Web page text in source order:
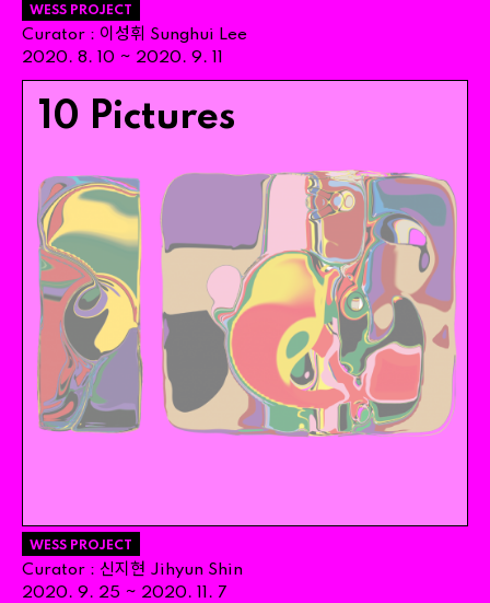
WESS PROJECT
Curator : 이성휘 Sunghui Lee
2020. 8. 10 ~ 2020. 9.
10 Pictures
WESS PROJECT
Curator : 신지현 Jihyun Shin
2020. 9. 25 ~ 2020. . 7